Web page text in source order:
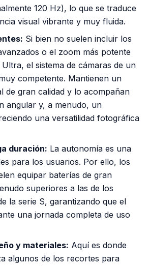
120 Hz), lo que se traduce
visual vibrante y muy fluida.
Si bien no suelen incluir los
o el zoom más potente
el sistema de cámaras de un
competente. Mantienen un
de gran calidad y lo acompañan
angular y, a menudo, un
una versatilidad fotográfica
duración: La autonomía es una
para los usuarios. Por ello, los
equipar baterías de gran
superiores a las de los
la serie S, garantizando que el
una jornada completa de uso
y materiales: Aquí es donde
algunos de los recortes para